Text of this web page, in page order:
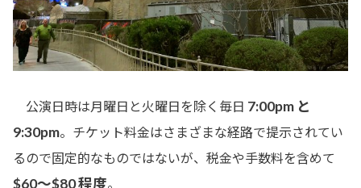
公演日時は月曜日と火曜日を除く毎日 7:00pm と
9:30pm。チケット料金はさまざまな経路で提示されてい
るので固定的なものではないが、税金や手数料を含めて
$60～$80 程度。